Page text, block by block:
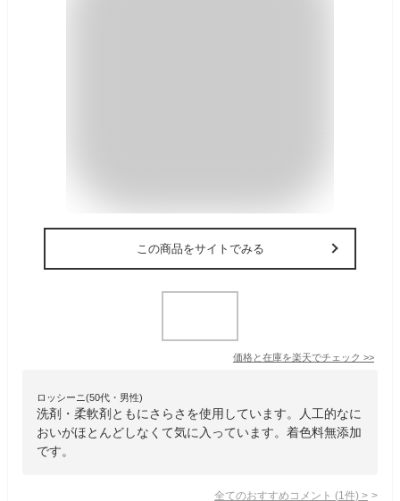
この商品をサイトでみる
価格と在庫を楽天でチェック >>
ロッシーニ(50代・男性)
洗剤・柔軟剤ともにさらさを使用しています。人工的なに
おいがほとんどしなくて気に入っています。着色料無添加
です。
全てのおすすめコメント (1 件) >